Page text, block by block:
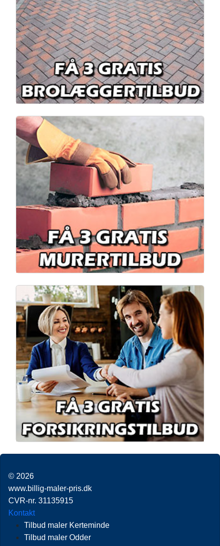
© 2026
www.billig-maler-pris.dk
CVR-nr. 31135915
Kontakt
Tilbud maler Kerteminde
Tilbud maler Odder